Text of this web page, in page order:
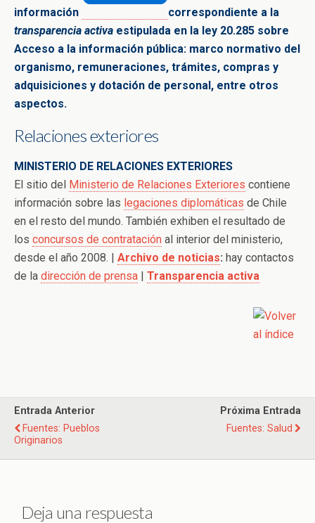
información
correspondiente a la
transparencia activa estipulada en la ley 20.285 sobre
Acceso a la información pública: marco normativo del
organismo, remuneraciones, trámites, compras y
adquisiciones y dotación de personal, entre otros
aspectos.
Relaciones exteriores
MINISTERIO DE RELACIONES EXTERIORES
El sitio del Ministerio de Relaciones Exteriores contiene
información sobre las legaciones diplomáticas de Chile
en el resto del mundo. También exhiben el resultado de
los concursos de contratación al interior del ministerio,
desde el año 2008. | Archivo de noticias: hay contactos
de la dirección de prensa | Transparencia activa
Entrada Anterior
Fuentes: Pueblos
Originarios
Próxima Entrada
Fuentes: Salud
Deja una respuesta